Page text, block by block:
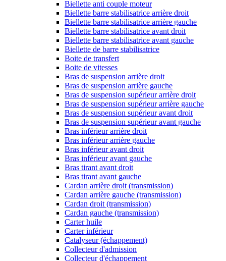
Biellette anti couple moteur
Biellette barre stabilisatrice arrière droit
Biellette barre stabilisatrice arrière gauche
Biellette barre stabilisatrice avant droit
Biellette barre stabilisatrice avant gauche
Biellette de barre stabilisatrice
Boite de transfert
Boite de vitesses
Bras de suspension arrière droit
Bras de suspension arrière gauche
Bras de suspension supérieur arrière droit
Bras de suspension supérieur arrière gauche
Bras de suspension supérieur avant droit
Bras de suspension supérieur avant gauche
Bras inférieur arrière droit
Bras inférieur arrière gauche
Bras inférieur avant droit
Bras inférieur avant gauche
Bras tirant avant droit
Bras tirant avant gauche
Cardan arrière droit (transmission)
Cardan arrière gauche (transmission)
Cardan droit (transmission)
Cardan gauche (transmission)
Carter huile
Carter inférieur
Catalyseur (échappement)
Collecteur d'admission
Collecteur d'échappement